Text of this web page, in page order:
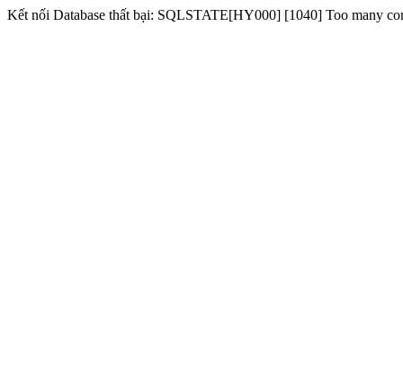
Kết nối Database thất bại: SQLSTATE[HY000] [1040] Too many